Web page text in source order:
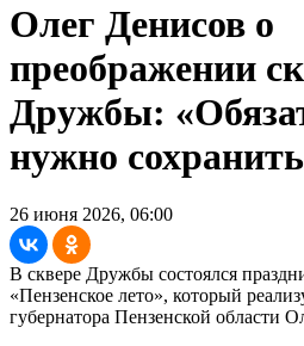
Олег Денисов о
преображении
Дружбы:
нужно
26 июня 2026, 06:00
В сквере Дружбы состоялся
«Пензенское лето», который
губернатора Пензенской области